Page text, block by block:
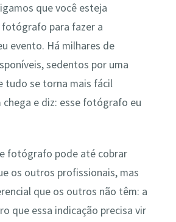
que você esteja
para fazer a
evento. Há milhares de
sedentos por uma
tudo se torna mais fácil
chega e diz: esse fotógrafo eu
fotógrafo pode até cobrar
os outros profissionais, mas
que os outros não têm: a
que essa indicação precisa vir